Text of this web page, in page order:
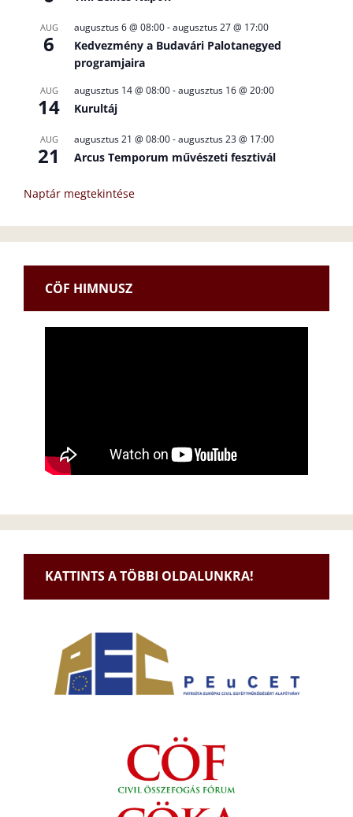
AUG
6
augusztus 6 @ 08:00-augusztus 27 @ 17:00
Kedvezmény a Budavári Palotanegyed
programjaira
AUG
14
augusztus 14 @ 08:00-augusztus 16 @ 20:00
Kurultáj
AUG
21
augusztus 21 @ 08:00-augusztus 23 @ 17:00
Arcus Temporum művészeti fesztivál
Naptár megtekintése
CÖF HIMNUSZ
KATTINTS A TÖBBI OLDALUNKRA!